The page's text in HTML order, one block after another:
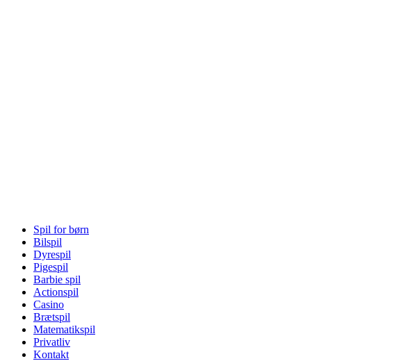
Spil for børn
Bilspil
Dyrespil
Pigespil
Barbie spil
Actionspil
Casino
Brætspil
Matematikspil
Privatliv
Kontakt